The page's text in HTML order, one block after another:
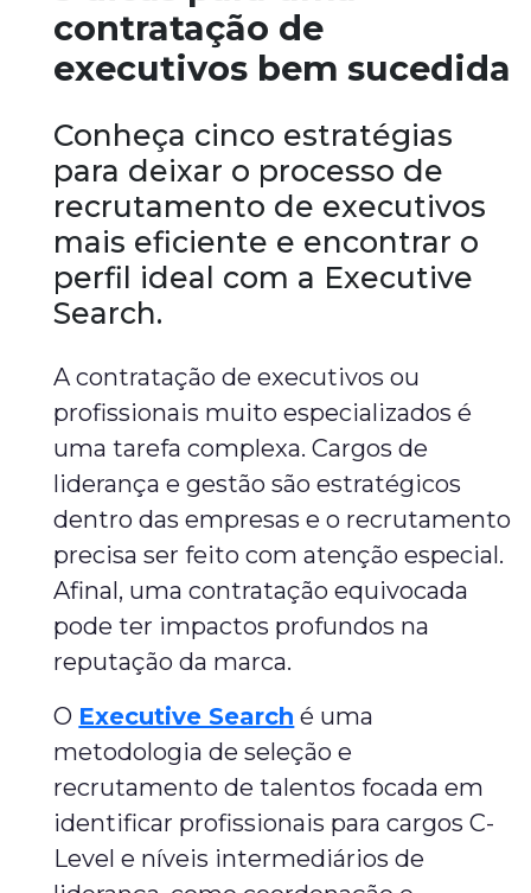
contratação de
executivos bem sucedida
Conheça cinco estratégias
para deixar o processo de
recrutamento de executivos
mais eficiente e encontrar o
perfil ideal com a Executive
Search.
A contratação de executivos ou
profissionais muito especializados é
uma tarefa complexa. Cargos de
liderança e gestão são estratégicos
dentro das empresas e o recrutamento
precisa ser feito com atenção especial.
Afinal, uma contratação equivocada
pode ter impactos profundos na
reputação da marca.
O Executive Search é uma
metodologia de seleção e
recrutamento de talentos focada em
identificar profissionais para cargos C-
Level e níveis intermediários de